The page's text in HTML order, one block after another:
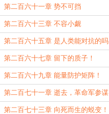
第二百六十一章 势不可挡
第二百六十三章 不容小觑
第二百六十五章 是人类能对抗的吗
第二百六十七章 留下的质子！
第二百六十九章 能量防护矩阵！
第二百七十一章 逝去，革命军参谋
长！
第二百七十三章 向死而生的蜕变！